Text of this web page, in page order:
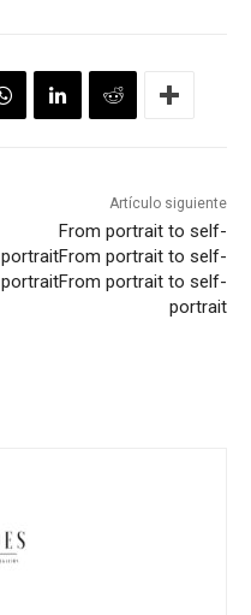
Artículo siguiente
From portrait to self-
portraitFrom portrait to self-
portraitFrom portrait to self-
portrait